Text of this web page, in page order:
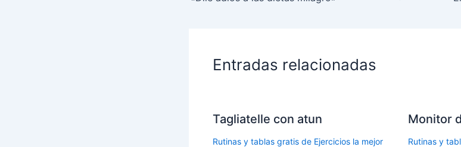
Entradas relacionadas
Tagliatelle con atun
Rutinas y tablas gratis de Ejercicios la mejor
Monitor
Rutinas y